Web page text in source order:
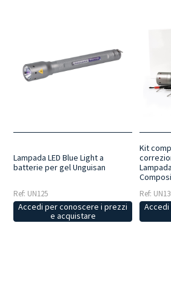
Lampada LED Blue Light a
batterie per gel Unguisan
Ref: UN125
Accedi per conoscere i prezzi
e acquistare
Kit
Ref: